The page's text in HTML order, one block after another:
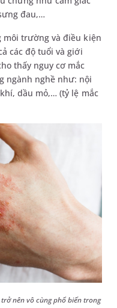
đau,…
môi trường và điều kiện
các độ tuổi và giới
thấy nguy cơ mắc
ngành nghề như: nội
dầu mỏ,… (tỷ lệ mắc
nên vô cùng phổ biến trong